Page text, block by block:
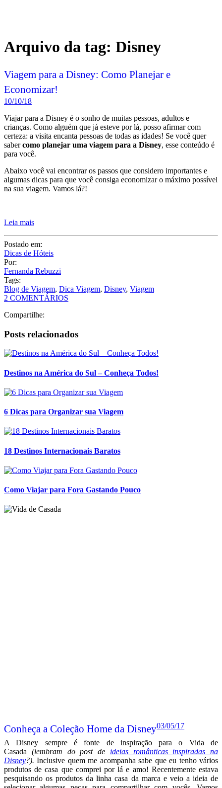
Arquivo da tag: Disney
Viagem para a Disney: Como Planejar e
Economizar!
10/10/18
Viajar para a Disney é o sonho de muitas pessoas, adultos e
crianças. Como alguém que já esteve por lá, posso afirmar com
certeza: a visita encanta pessoas de todas as idades! Se você quer
sabercomo planejar uma viagem para a Disney, esse conteúdo é
para você.
Abaixo você vai encontrar os passos que considero importantes e
algumas dicas para que você consiga economizar o máximo possível
na sua viagem. Vamos lá?!
Leia mais
Postado em:
Dicas de Hóteis
Por:
Fernanda Rebuzzi
Tags:
Blog de Viagem, Dica Viagem, Disney, Viagem
2 COMENTÁRIOS
Compartilhe:
Posts relacionados
Destinos na América do Sul – Conheça Todos!
6 Dicas para Organizar sua Viagem
18 Destinos Internacionais Baratos
Como Viajar para Fora Gastando Pouco
Conheça a Coleção Home da Disney03/05/17
A Disney sempre é fonte de inspiração para o Vida de
Casada (lembram do post de ideias românticas inspiradas na
Disney?).Inclusive quem me acompanha sabe que eu tenho vários
produtos de casa que comprei por lá e amo! Recentemente estava
pesquisando os produtos da linha casa da marca e veio a ideia de